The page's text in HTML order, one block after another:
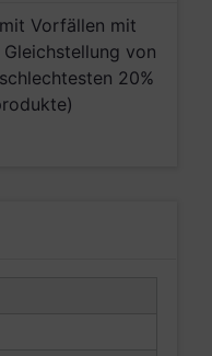
Vorfällen mit
von
20%